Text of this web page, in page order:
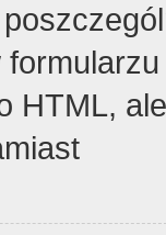
HTML,